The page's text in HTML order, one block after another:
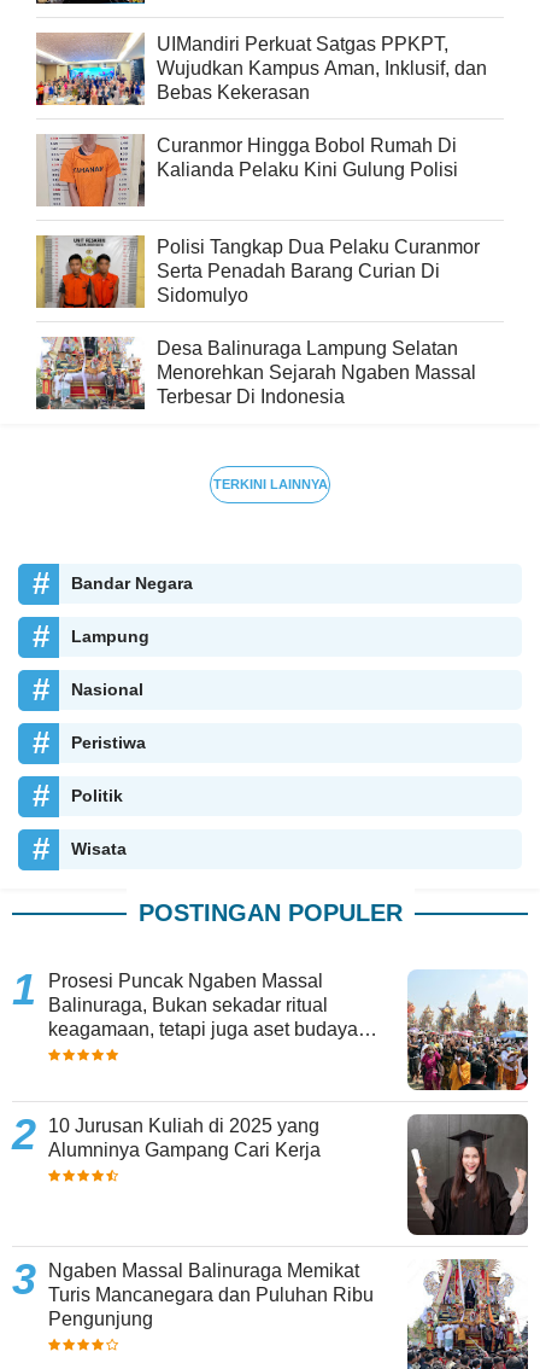
UIMandiri Perkuat Satgas PPKPT,
Wujudkan Kampus Aman, Inklusif, dan
Bebas Kekerasan
Curanmor Hingga Bobol Rumah Di
Kalianda Pelaku Kini Gulung Polisi
Polisi Tangkap Dua Pelaku Curanmor
Serta Penadah Barang Curian Di
Sidomulyo
Desa Balinuraga Lampung Selatan
Menorehkan Sejarah Ngaben Massal
Terbesar Di Indonesia
TERKINI LAINNYA
Bandar Negara
Lampung
Nasional
Peristiwa
Politik
Wisata
POSTINGAN POPULER
Prosesi Puncak Ngaben Massal
Balinuraga, Bukan sekadar ritual
keagamaan, tetapi juga aset budaya
yang memperkaya keberagaman
10 Jurusan Kuliah di 2025 yang
Alumninya Gampang Cari Kerja
Ngaben Massal Balinuraga Memikat
Turis Mancanegara dan Puluhan Ribu
Pengunjung